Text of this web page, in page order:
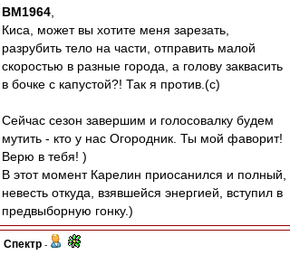
BM1964
Киса, может вы хотите меня зарезать,
разрубить тело на части, отправить малой
скоростью в разные города, а голову заквасить
в бочке с капустой?! Так я против.(с)
Сейчас сезон завершим и голосовалку будем
мутить - кто у нас Огородник. Ты мой фаворит!
Верю в тебя! )
В этот момент Карелин приосанился и полный,
невесть откуда, взявшейся энергией, вступил в
предвыборную гонку.)
Спектр -